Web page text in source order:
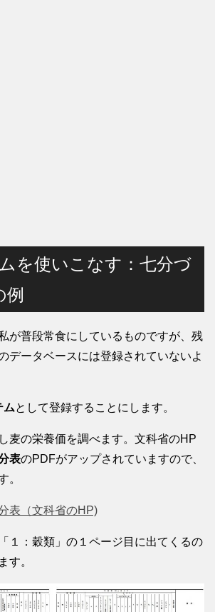
を使いこなす：七分づ
例
が普段常食にしているものですが、残
データベースには登録されていないよ
ムとして登録することにします。
麦の栄養価を調べます。文科省のHP
表のPDFがアップされていますので、
。
表（文科省のHP)
１：穀類」の１ページ目に出てくるの
す。